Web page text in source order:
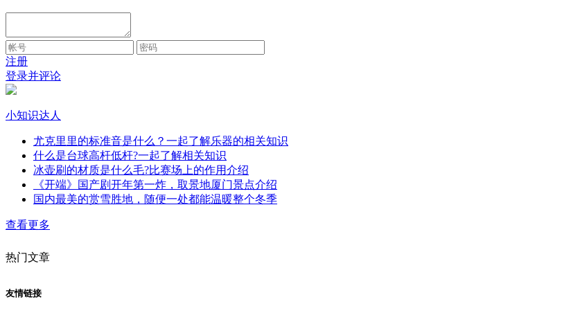
注册
登录并评论
小知识达人
尤克里里的标准音是什么？一起了解乐器的相关知识
什么是台球高杆低杆?一起了解相关知识
冰壶刷的材质是什么毛?比赛场上的作用介绍
《开端》国产剧开年第一炸，取景地厦门景点介绍
国内最美的赏雪胜地，随便一处都能温暖整个冬季
查看更多
热门文章
友情链接